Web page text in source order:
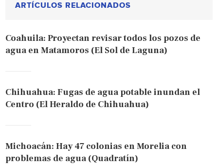
ARTÍCULOS RELACIONADOS
Coahuila: Proyectan revisar todos los pozos de
agua en Matamoros (El Sol de Laguna)
Chihuahua: Fugas de agua potable inundan el
Centro (El Heraldo de Chihuahua)
Michoacán: Hay 47 colonias en Morelia con
problemas de agua (Quadratín)